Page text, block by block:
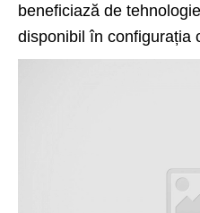
beneficiază de
disponibil în configurația